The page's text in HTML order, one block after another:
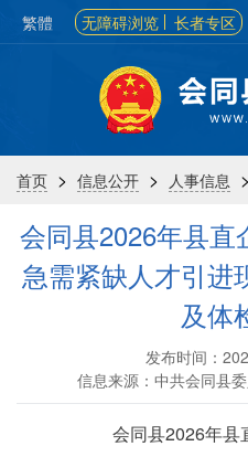
繁體 无障碍浏览 长者专区
首页 > 信息公开 > 人事信息 >
会同县2026年县直
急需紧缺人才引进
及体
发布时间：
信息来源：中共会同县
会同县2026年县